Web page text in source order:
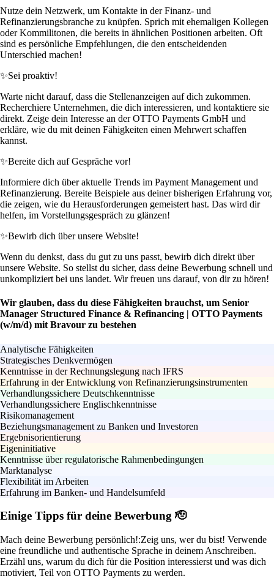
Nutze dein Netzwerk, um Kontakte in der Finanz- und
Refinanzierungsbranche zu knüpfen. Sprich mit ehemaligen Kollegen
oder Kommilitonen, die bereits in ähnlichen Positionen arbeiten. Oft
sind es persönliche Empfehlungen, die den entscheidenden
Unterschied machen!
✨Sei proaktiv!
Warte nicht darauf, dass die Stellenanzeigen auf dich zukommen.
Recherchiere Unternehmen, die dich interessieren, und kontaktiere sie
direkt. Zeige dein Interesse an der OTTO Payments GmbH und
erkläre, wie du mit deinen Fähigkeiten einen Mehrwert schaffen
kannst.
✨Bereite dich auf Gespräche vor!
Informiere dich über aktuelle Trends im Payment Management und
Refinanzierung. Bereite Beispiele aus deiner bisherigen Erfahrung vor,
die zeigen, wie du Herausforderungen gemeistert hast. Das wird dir
helfen, im Vorstellungsgespräch zu glänzen!
✨Bewirb dich über unsere Website!
Wenn du denkst, dass du gut zu uns passt, bewirb dich direkt über
unsere Website. So stellst du sicher, dass deine Bewerbung schnell und
unkompliziert bei uns landet. Wir freuen uns darauf, von dir zu hören!
Wir glauben, dass du diese Fähigkeiten brauchst, um Senior
Manager Structured Finance & Refinancing | OTTO Payments
(w/m/d) mit Bravour zu bestehen
Analytische Fähigkeiten
Strategisches Denkvermögen
Kenntnisse in der Rechnungslegung nach IFRS
Erfahrung in der Entwicklung von Refinanzierungsinstrumenten
Verhandlungssichere Deutschkenntnisse
Verhandlungssichere Englischkenntnisse
Risikomanagement
Beziehungsmanagement zu Banken und Investoren
Ergebnisorientierung
Eigeninitiative
Kenntnisse über regulatorische Rahmenbedingungen
Marktanalyse
Flexibilität im Arbeiten
Erfahrung im Banken- und Handelsumfeld
Einige Tipps für deine Bewerbung 🫡
Mach deine Bewerbung persönlich!:Zeig uns, wer du bist! Verwende
eine freundliche und authentische Sprache in deinem Anschreiben.
Erzähl uns, warum du dich für die Position interessierst und was dich
motiviert, Teil von OTTO Payments zu werden.